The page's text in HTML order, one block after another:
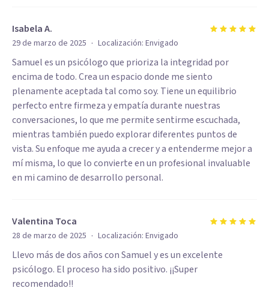
Isabela A.
29 de marzo de 2025 · Localización: Envigado
Samuel es un psicólogo que prioriza la integridad por
encima de todo. Crea un espacio donde me siento
plenamente aceptada tal como soy. Tiene un equilibrio
perfecto entre firmeza y empatía durante nuestras
conversaciones, lo que me permite sentirme escuchada,
mientras también puedo explorar diferentes puntos de
vista. Su enfoque me ayuda a crecer y a entenderme mejor a
mí misma, lo que lo convierte en un profesional invaluable
en mi camino de desarrollo personal.
Valentina Toca
28 de marzo de 2025 · Localización: Envigado
Llevo más de dos años con Samuel y es un excelente
psicólogo. El proceso ha sido positivo. ¡¡Super
recomendado!!